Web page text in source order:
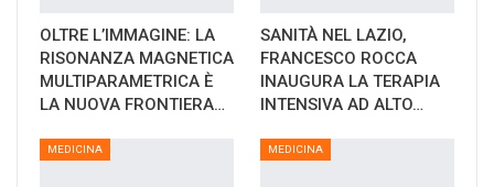
OLTRE L’IMMAGINE: LA
RISONANZA MAGNETICA
MULTIPARAMETRICA È
LA NUOVA FRONTIERA…
SANITÀ NEL LAZIO,
FRANCESCO ROCCA
INAUGURA LA TERAPIA
INTENSIVA AD ALTO…
MEDICINA MEDICINA